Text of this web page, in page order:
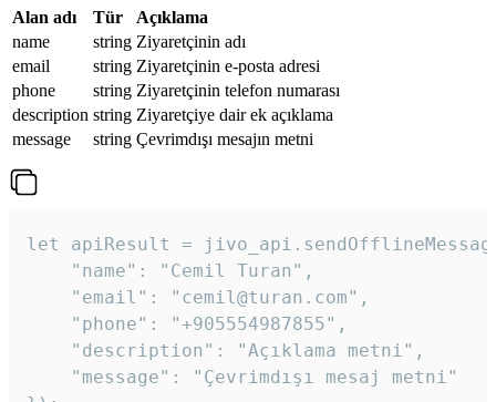
Alan adı Tür
Açıklama
name
string Ziyaretçinin adı
email
string Ziyaretçinin e-posta adresi
phone
string Ziyaretçinin telefon numarası
description string Ziyaretçiye dair ek açıklama
message
string Çevrimdışı mesajın metni
let apiResult =
    "name": "Cemil Turan",
    "email": "cemil@turan.com",
    "phone": "+905554987855",
    "description": "Açıklama metni",
    "message": "Çevrimdışı mesaj metni"